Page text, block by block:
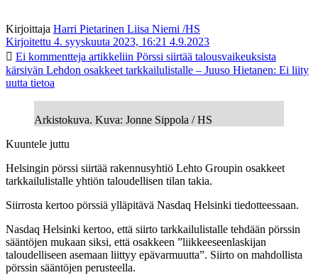
Kirjoittaja Harri Pietarinen Liisa Niemi /HS
Kirjoitettu 4. syyskuuta 2023, 16:21 4.9.2023
Ei kommentteja artikkeliin Pörssi siirtää talousvaikeuksista
kärsivän Lehdon osakkeet tarkkailulistalle – Juuso Hietanen: Ei liity
uutta tietoa
Arkistokuva. Kuva: Jonne Sippola / HS
Kuuntele juttu
Helsingin pörssi siirtää rakennusyhtiö Lehto Groupin osakkeet
tarkkailulistalle yhtiön taloudellisen tilan takia.
Siirrosta kertoo pörssiä ylläpitävä Nasdaq Helsinki tiedotteessaan.
Nasdaq Helsinki kertoo, että siirto tarkkailulistalle tehdään pörssin
sääntöjen mukaan siksi, että osakkeen ”liikkeeseenlaskijan
taloudelliseen asemaan liittyy epävarmuutta”. Siirto on mahdollista
pörssin sääntöjen perusteella.